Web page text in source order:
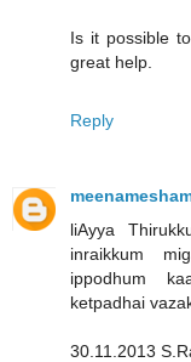
Is it possible
great help.
Reply
liAyya
inraikkum
ippodhum
ketpadhai
30.11.2013